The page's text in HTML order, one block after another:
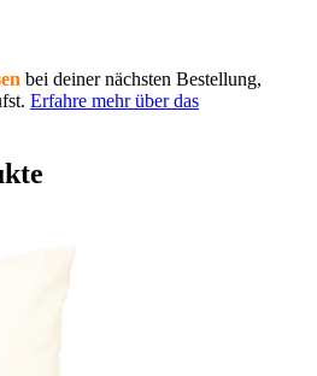
bei deiner nächsten Bestellung,
Erfahre mehr über das